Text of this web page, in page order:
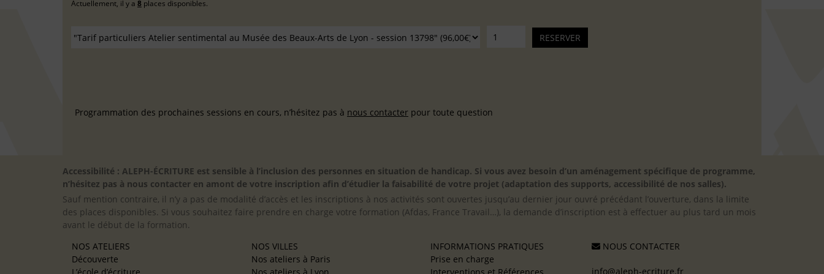
Actuellement, il y a 8 places disponibles.
Programmation des prochaines sessions en cours, n’hésitez pas à nous contacter pour toute question
Accessibilité : ALEPH-ÉCRITURE est sensible à l’inclusion des personnes en situation de handicap. Si vous avez besoin d’un aménagement spécifique de programme,
n’hésitez pas à nous contacter en amont de votre inscription afin d’étudier la faisabilité de votre projet (adaptation des supports, accessibilité de nos salles).
Sauf mention contraire, il n’y a pas de modalité d’accès et les inscriptions à nos activités sont ouvertes jusqu’au dernier jour ouvré précédant l’ouverture, dans la limite
des places disponibles. Si vous souhaitez faire prendre en charge votre formation (Afdas, France Travail…), la demande d’inscription est à effectuer au plus tard un mois
avant le début de la formation.
NOS ATELIERS
Découverte
NOS VILLES
Nos ateliers à Paris
INFORMATIONS PRATIQUES
Prise en charge
NOUS CONTACTER
info@aleph-ecriture.fr